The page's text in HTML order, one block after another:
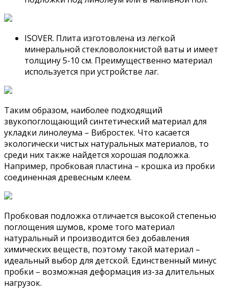
ISOVER. Плита изготовлена из легкой
минеральной стекловолокнистой ваты и имеет
толщину 5-10 см. Преимущественно материал
используется при устройстве лаг.
Таким образом, наиболее подходящий
звукопоглощающий синтетический материал для
укладки линолеума – Вибростек. Что касается
экологически чистых натуральных материалов, то
среди них также найдется хорошая подложка.
Например, пробковая пластина – крошка из пробки
соединенная древесным клеем.
Пробковая подложка отличается высокой степенью
поглощения шумов, кроме того материал
натуральный и производится без добавления
химических веществ, поэтому такой материал –
идеальный выбор для детской. Единственный минус
пробки – возможная деформация из-за длительных
нагрузок.